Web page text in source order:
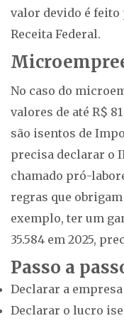
valor devido é
Receita Federal.
No caso do
valores de até R$
são isentos de
precisa declarar o
chamado pró-
regras que
exemplo, ter um
35.584 em 2025,
Passo a
Declarar a
Declarar o lucro